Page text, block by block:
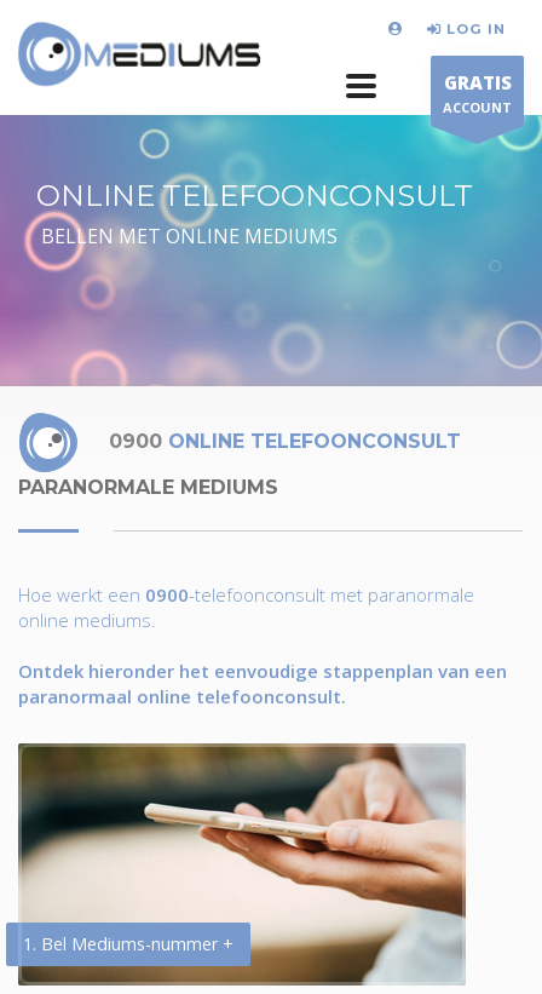
LOG IN
GRATIS
ACCOUNT
ONLINE TELEFOONCONSULT
BELLEN MET ONLINE MEDIUMS
0900 ONLINE TELEFOONCONSULT
PARANORMALE MEDIUMS
Hoe werkt een 0900-telefoonconsult met paranormale
online mediums.
Ontdek hieronder het eenvoudige stappenplan van een
paranormaal online telefoonconsult.
1. Bel Mediums-nummer +